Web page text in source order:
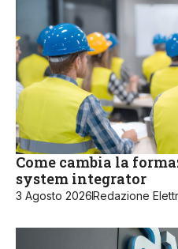
Come cambia la
system integrator
3 Agosto 2026Redazione